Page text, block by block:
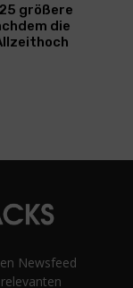
größere
die
Newsfeed